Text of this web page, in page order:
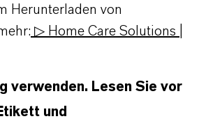
Herunterladen von
▷ Home Care Solutions |
verwenden. Lesen Sie vor
und